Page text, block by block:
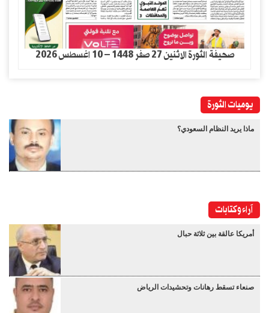
صحيفة الثورة الاثنين 27 صفر 1448 – 10 اغسطس 2026
يوميات الثورة
ماذا يريد النظام السعودي؟
آراء وكتابات
أمريكا عالقة بين ثلاثة حبال
صنعاء تسقط رهانات وتحشيدات الرياض